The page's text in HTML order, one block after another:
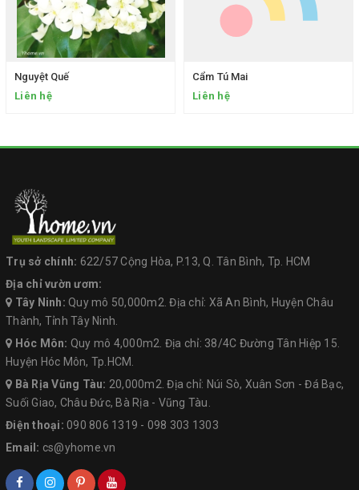
Nguyệt Quế
Liên hệ
Cẩm Tú Mai
Liên hệ
Trụ sở chính: 622/57 Cộng Hòa, P.13, Q. Tân Bình, Tp. HCM
Địa chỉ vườn ươm:
Tây Ninh: Quy mô 50,000m2. Địa chỉ: Xã An Bình, Huyện Châu
Thành, Tỉnh Tây Ninh.
Hóc Môn: Quy mô 4,000m2. Địa chỉ: 38/4C Đường Tân Hiệp 15.
Huyện Hóc Môn, Tp.HCM.
Bà Rịa Vũng Tàu: 20,000m2. Địa chỉ: Núi Sò, Xuân Sơn - Đá Bạc,
Suối Giao, Châu Đức, Bà Rịa - Vũng Tàu.
Điện thoại: 090 806 1319 - 098 303 1303
Email: cs@yhome.vn